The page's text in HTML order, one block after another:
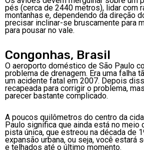
pés (cerca de 2440 metros), lidar com
montanhas e, dependendo da direção
precisar inclinar-se bruscamente para
para pousar no vale.
Congonhas, Brasil
O aeroporto doméstico de São Paulo
problema de drenagem. Era uma falha
um acidente fatal em 2007. Depois
recapeada para corrigir o problema,
parecer bastante complicado.
A poucos quilômetros do centro da
Paulo significa que ainda está no meio
pista única, que estreou na década de
expansão urbana, ou seja, você estará
e telhados até o último momento.